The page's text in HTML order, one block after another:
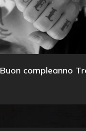
Buon compleanno